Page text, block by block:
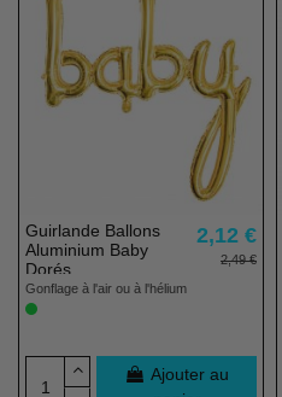
Guirlande Ballons
Aluminium Baby
Dorés
2,12 €
2,49 €
Gonflage à l'air ou à l'hélium
Ajouter au